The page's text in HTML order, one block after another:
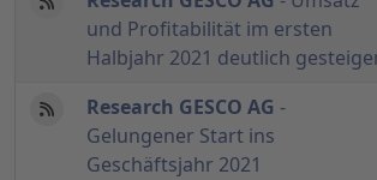
und Profitabilität im ersten
Halbjahr 2021 deutlich
Research GESCO AG -
Gelungener Start ins
Geschäftsjahr 2021